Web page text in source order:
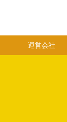
運営会社